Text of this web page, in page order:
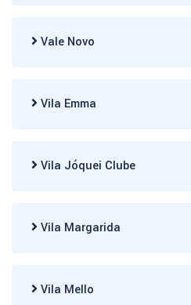
Vale Novo
Vila Emma
Vila Jóquei Clube
Vila Margarida
Vila Mello